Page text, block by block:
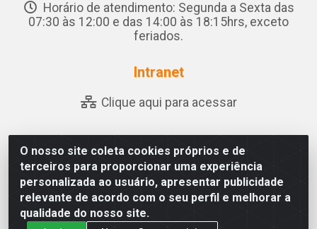
O nosso site coleta cookies próprios e de
terceiros para proporcionar uma experiência
personalizada ao usuário, apresentar publicidade
relevante de acordo com o seu perfil e melhorar a
qualidade do nosso site.
Horário de atendimento: Segunda a Sexta das
07:30 às 12:00 e das 14:00 às 18:15hrs, exceto
feriados.
Intranet
Clique aqui para acessar
Abreu & Silva - Rua Padre Jose de Souza Leite, 265 - Ariado,
Olho D'Água das Flores/AL - CEP 57.442-000 - CNPJ
04.790.656/0001-06